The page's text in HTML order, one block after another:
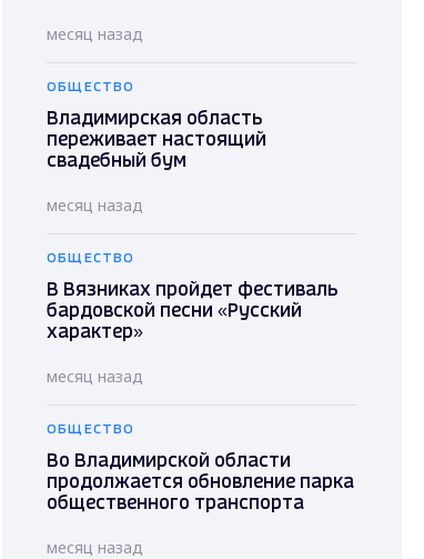
месяц назад
ОБЩЕСТВО
Владимирская область
переживает настоящий
свадебный бум
месяц назад
ОБЩЕСТВО
В Вязниках пройдет фестиваль
бардовской песни «Русский
характер»
месяц назад
ОБЩЕСТВО
Во Владимирской области
продолжается обновление парка
общественного транспорта
месяц назад